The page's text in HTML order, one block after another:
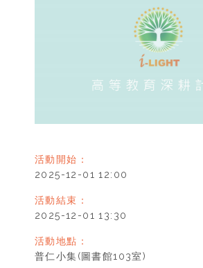
活動開始：
2025-12-01 12:00
活動結束：
2025-12-01 13:30
活動地點：
普仁小集(圖書館103室)